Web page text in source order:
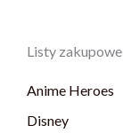
Listy zakupowe
Anime Heroes
Disney